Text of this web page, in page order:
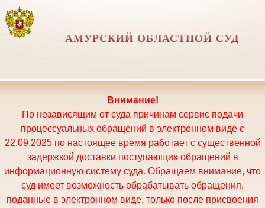
АМУРСКИЙ ОБЛАСТНОЙ СУД
Внимание!
По независящим от суда причинам сервис подачи
процессуальных обращений в электронном виде с
22.09.2025 по настоящее время работает с существенной
задержкой доставки поступающих обращений в
информационную систему суда. Обращаем внимание, что
суд имеет возможность обрабатывать обращения,
поданные в электронном виде, только после присвоения